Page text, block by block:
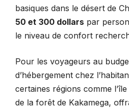
basiques dans le désert de
50 et 300 dollars par
le niveau de confort
Pour les voyageurs au
d’hébergement chez
certaines régions comme
de la forêt de Kakamega,